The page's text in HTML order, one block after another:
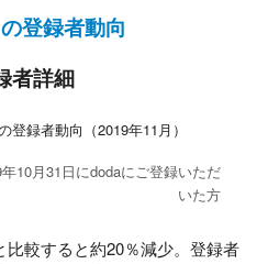
登録者動向
者詳細
10月31日にdodaにご登録いただ
いた方
較すると約20％減少。登録者